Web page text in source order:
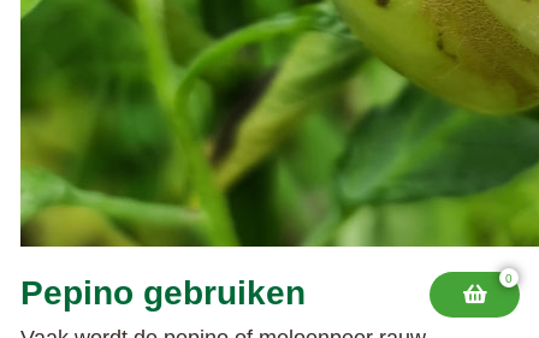
0
Pepino gebruiken